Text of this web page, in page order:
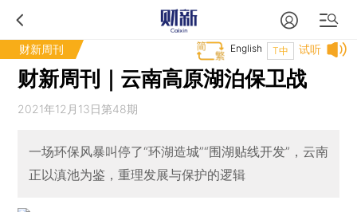
财新周刊 试听
T中
English
财新周刊｜云南高原湖泊保卫战
2021年12月13日第48期
一场环保风暴叫停了“环湖造城”“围湖贴线开发”，云南
正以滇池为鉴，重理发展与保护的逻辑